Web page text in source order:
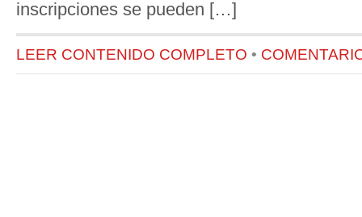
inscripciones se pueden […]
LEER CONTENIDO COMPLETO •